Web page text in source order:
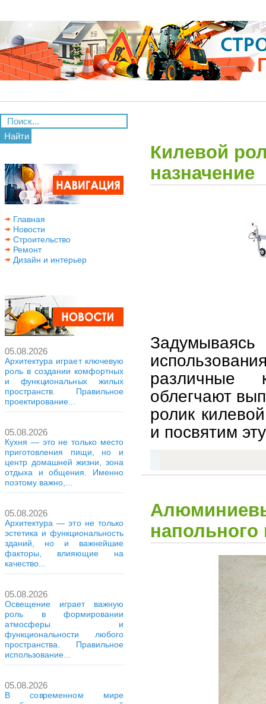
Найти
Главная
Новости
Строительство
Ремонт
Дизайн и интерьер
05.08.2026
Архитектура играет ключевую
роль в создании комфортных
и функциональных жилых
пространств. Правильное
проектирование...
05.08.2026
Кухня — это не только место
приготовления пищи, но и
центр домашней жизни, зона
отдыха и общения. Именно
поэтому важно,...
05.08.2026
Архитектура — это не только
эстетика и функциональность
зданий, но и важнейшие
факторы, влияющие на
качество...
05.08.2026
Освещение играет важную
роль в формировании
атмосферы и
функциональности любого
пространства. Правильное
использование...
05.08.2026
В современном мире
Килевой
назначение
различные
облегчают
ролик
и посвятим